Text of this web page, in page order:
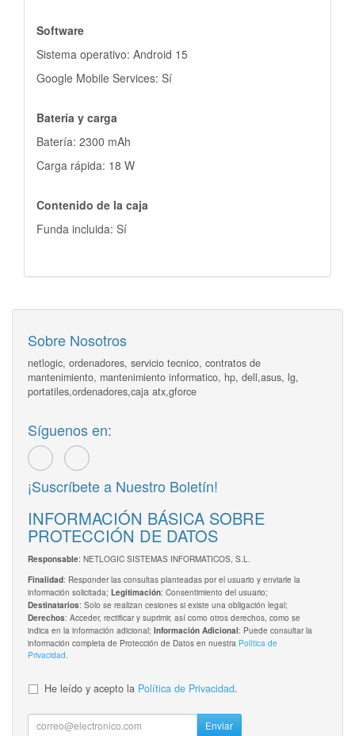
Software
Sistema operativo: Android 15
Google Mobile Services: Sí
Batería y carga
Batería: 2300 mAh
Carga rápida: 18 W
Contenido de la caja
Funda incluida: Sí
Sobre Nosotros
netlogic, ordenadores, servicio tecnico, contratos de
mantenimiento, mantenimiento informatico, hp, dell,asus, lg,
portatiles,ordenadores,caja atx,gforce
Síguenos en:
¡Suscríbete a Nuestro Boletín!
INFORMACIÓN BÁSICA SOBRE
PROTECCIÓN DE DATOS
Responsable: NETLOGIC SISTEMAS INFORMATICOS, S.L.
Finalidad: Responder las consultas planteadas por el usuario y enviarle la
información solicitada; Legitimación: Consentimiento del usuario;
Destinatarios: Solo se realizan cesiones si existe una obligación legal;
Derechos: Acceder, rectificar y suprimir, así como otros derechos, como se
indica en la información adicional; Información Adicional: Puede consultar la
información completa de Protección de Datos en nuestra Política de
Privacidad
He leído y acepto la Política de Privacidad.
Enviar